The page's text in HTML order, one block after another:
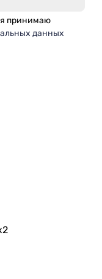
принимаю
данных